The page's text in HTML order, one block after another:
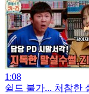
1:08
쉴드 불가... 처참한